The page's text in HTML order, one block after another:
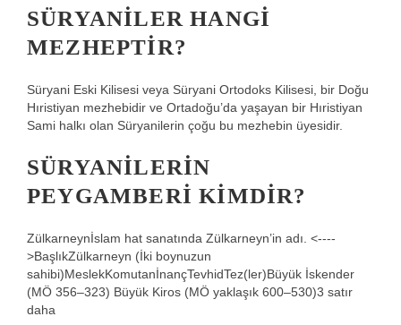
SÜRYANILER HANGI
MEZHEPTIR?
Süryani Eski Kilisesi veya Süryani Ortodoks Kilisesi, bir Doğu
Hıristiyan mezhebidir ve Ortadoğu’da yaşayan bir Hıristiyan
Sami halkı olan Süryanilerin çoğu bu mezhebin üyesidir.
SÜRYANILERIN
PEYGAMBERI KIMDIR?
Zülkarneynİslam hat sanatında Zülkarneyn’in adı. <----
>BaşlıkZülkarneyn (İki boynuzun
sahibi)MeslekKomutanİnançTevhidTez(ler)Büyük İskender
(MÖ 356–323) Büyük Kiros (MÖ yaklaşık 600–530)3 satır
daha